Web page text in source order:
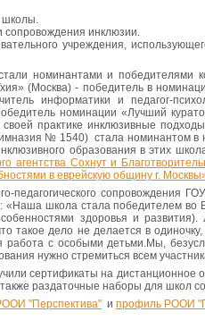
школы.
сопровождения инклюзии.
учреждения,
номинантами и победителями
(Москва) - победитель в
информатики и педагог-
номинации «Лучший
практике инклюзивные
№ 1540) стала номинантом
образования в этих
агентства Сохнут и
в еврейскую общину г.
педагогического
«Наша школа стала победителем во
здоровья и развития).
такое дело не делается в
с особыми детьми.Мы,
нужно стремиться всем
сертификаты на дистанционное
раздаточные наборы для школ
"Перспектива" и профиль РООИ